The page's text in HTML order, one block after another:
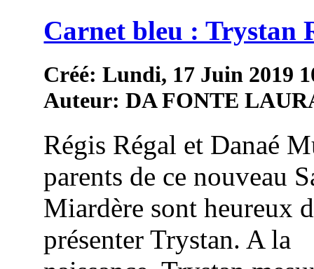
Carnet bleu : Trystan
Créé: Lundi, 17 Juin 2019
Auteur: DA FONTE
Régis Régal et Danaé
parents de ce nouveau
Miardère sont heureux
présenter Trystan. A la